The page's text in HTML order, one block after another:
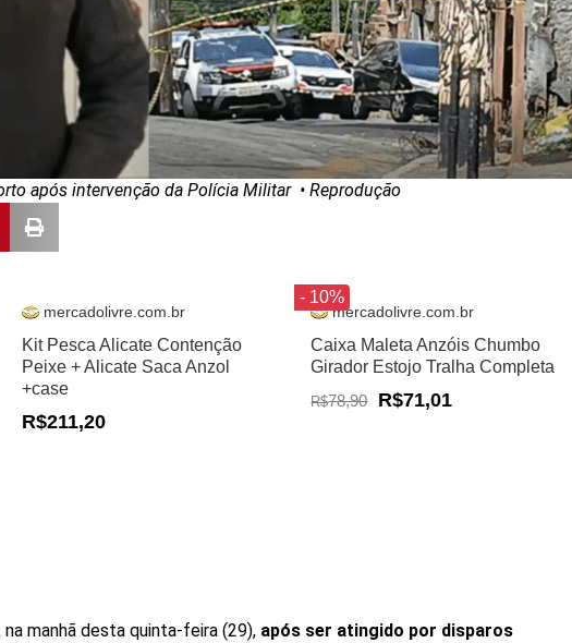
após intervenção da Polícia Militar• Reprodução
mercadolivre.com.br
Kit Pesca Alicate Contenção
Peixe + Alicate Saca Anzol
+case
R$211,20
- 10%
mercadolivre.com.br
Caixa Maleta Anzóis Chumbo
Girador Estojo Tralha Completa
R$78,90 R$71,01
na manhã desta quinta-feira (29), após ser atingido por disparos